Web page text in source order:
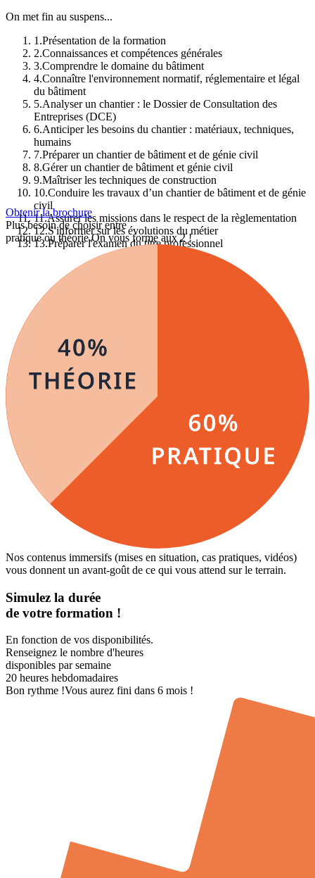
On met fin au suspens...
1 .Présentation de la formation
2.Connaissances et compétences générales
3.Comprendre le domaine du bâtiment
4.Connaître l'environnement normatif, réglementaire et légal
du bâtiment
5.Analyser un chantier : le Dossier de Consultation des
Entreprises (DCE)
6.Anticiper les besoins du chantier : matériaux, techniques,
humains
7.Préparer un chantier de bâtiment et de génie civil
8.Gérer un chantier de bâtiment et génie civil
9.Maîtriser les techniques de construction
10.Conduire les travaux d’un chantier de bâtiment et de génie
civil
11.Assurer les missions dans le respect de la règlementation
12.S'informer sur les évolutions du métier
13.Préparer l'examen du titre professionnel
Obtenir la brochure
Plus besoin de choisir entre
pratique ou théorie.On vous forme aux 2 !
Nos contenus immersifs (mises en situation, cas pratiques, vidéos)
vous donnent un avant-goût de ce qui vous attend sur le terrain.
Simulez la durée
de votre formation !
En fonction de vos disponibilités.
Renseignez le nombre d'heures
disponibles par semaine
20 heures hebdomadaires
Bon rythme !Vous aurez fini dans 6 mois !